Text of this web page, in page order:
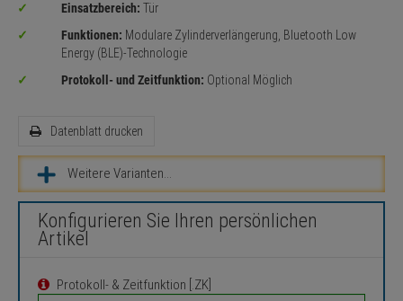
Einsatzbereich: Tür
Funktionen: Modulare Zylinderverlängerung, Bluetooth Low
Energy (BLE)-Technologie
Protokoll- und Zeitfunktion: Optional Möglich
Datenblatt drucken
Weitere Varianten...
Konfigurieren Sie Ihren persönlichen
Artikel
Protokoll- & Zeitfunktion [.ZK]